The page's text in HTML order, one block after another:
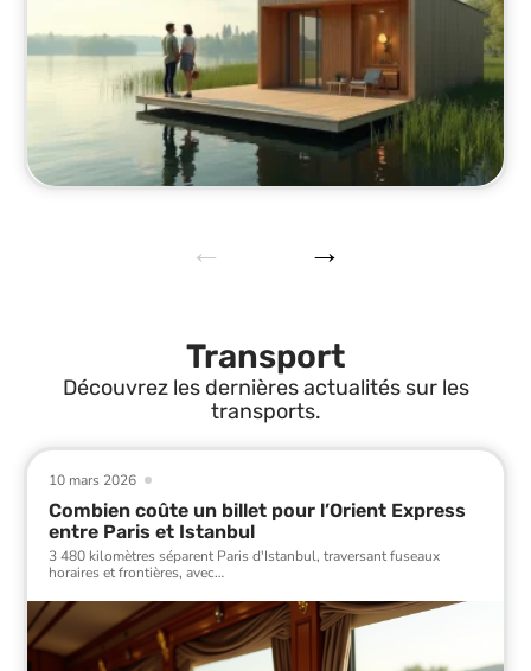
Transport
Découvrez les dernières actualités sur les
transports.
10 mars 2026
Combien coûte un billet pour l’Orient Express
entre Paris et Istanbul
3 480 kilomètres séparent Paris d'Istanbul, traversant fuseaux
horaires et frontières, avec…